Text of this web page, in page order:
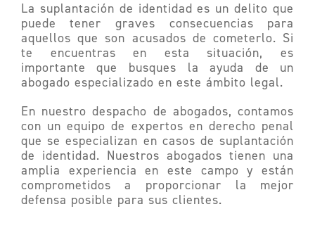
La suplantación de identidad es un delito que
puede tener graves consecuencias para
aquellos que son acusados de cometerlo. Si
te encuentras en esta situación, es
importante que busques la ayuda de un
abogado especializado en este ámbito legal.
En nuestro despacho de abogados, contamos
con un equipo de expertos en derecho penal
que se especializan en casos de suplantación
de identidad. Nuestros abogados tienen una
amplia experiencia en este campo y están
comprometidos a proporcionar la mejor
defensa posible para sus clientes.